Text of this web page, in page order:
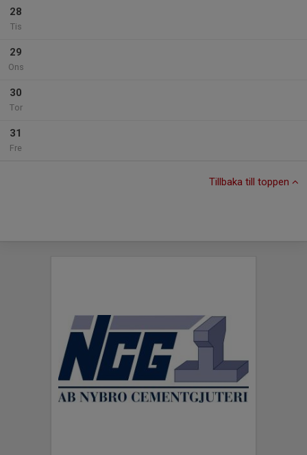
28
Tis
29
Ons
30
Tor
31
Fre
Tillbaka till toppen